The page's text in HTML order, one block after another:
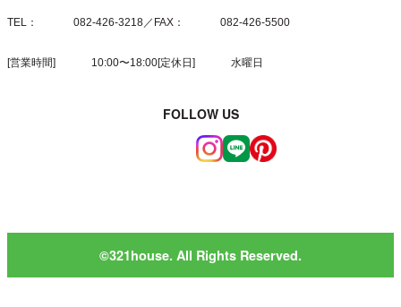
TEL 082-426-3218 FAX 082-426-5500
営業時間 10:00〜18:00 定休日 水曜日
FOLLOW US
©︎321house. All Rights Reserved.